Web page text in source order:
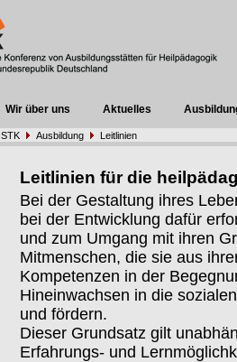
Wir über uns Aktuelles
STK Ausbildung Leitlinien
Leitlinien für die
Bei der Gestaltung ihres
bei der Entwicklung dafür
und zum Umgang mit ihren
Mitmenschen, die sie aus
Kompetenzen in der
Hineinwachsen in die
und fördern.
Dieser Grundsatz gilt
Erfahrungs- und